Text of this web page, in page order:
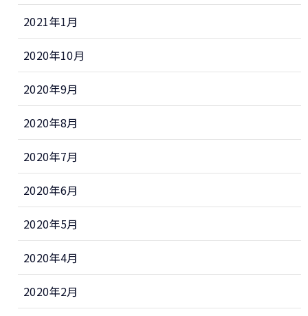
2021年1月
2020年10月
2020年9月
2020年8月
2020年7月
2020年6月
2020年5月
2020年4月
2020年2月